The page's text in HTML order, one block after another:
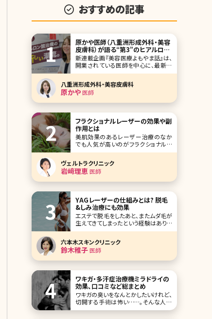
おすすめの記事
原かや医師（八重洲形成外科・美容
皮膚科）が語る“第3”のヒアルロン
酸治療とコロナ禍での美容医療、
SNS論など
新連載企画『美容医療よもやま話』は、
開業されている医師を中心に、最新の
美容医療事情はもちろんのこと、経営
論、医師論、SNS論、美容論など、メディ
アなどでもあまり話す機会のない視点
のインタビューにしています。激変する
美容医療業界で、普段どんなことを考
八重洲形成外科・美容皮膚科
原かや医師
フラクショナルレーザーの効果や副
作用とは
美肌効果のあるレーザー治療のなか
でも人気が高いのがフラクショナルレ
ーザーです。美容皮膚科、美容外科で
類がありますが、フラクショナルレーザ
ーにはどのような特徴があるのでしょ
うか。ここではフラクショナルレーザー
ヴェルトラクリニック
岩﨑理恵 医師
YAGレーザーの仕組みとは? 脱毛
&しみ治療にも効果
エステで脱毛をしたあと、またムダ毛が
生えてきてしまったという経験はありま
せんか?脱毛効果の高さを求めるなら、
ススメですが、ムダ毛が濃い人の場合、
レーザーでも効果がでにくいことがあ
ります。このようなガンコなムダ毛に悩
六本木スキンクリニック
鈴木稚子医師
ワキガ・多汗症治療機ミラドライの
効果、口コミなど総まとめ
ワキガの臭いをなんとかしたいけれど、
切開する手術は怖い……。そんな人か
ら選ばれているワキガ手術がミラドライ